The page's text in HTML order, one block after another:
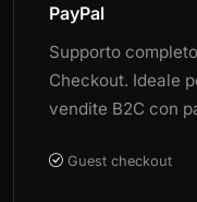
PayPal
Supporto
Checkout. Ideale
vendite B2C con
Guest checkout